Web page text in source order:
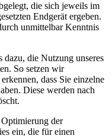
die sich jeweils im
Endgerät ergeben.
unmittelbar Kenntnis
dazu, die Nutzung unseres
So setzen wir
dass Sie einzelne
Diese werden nach
der
ein, die für einen